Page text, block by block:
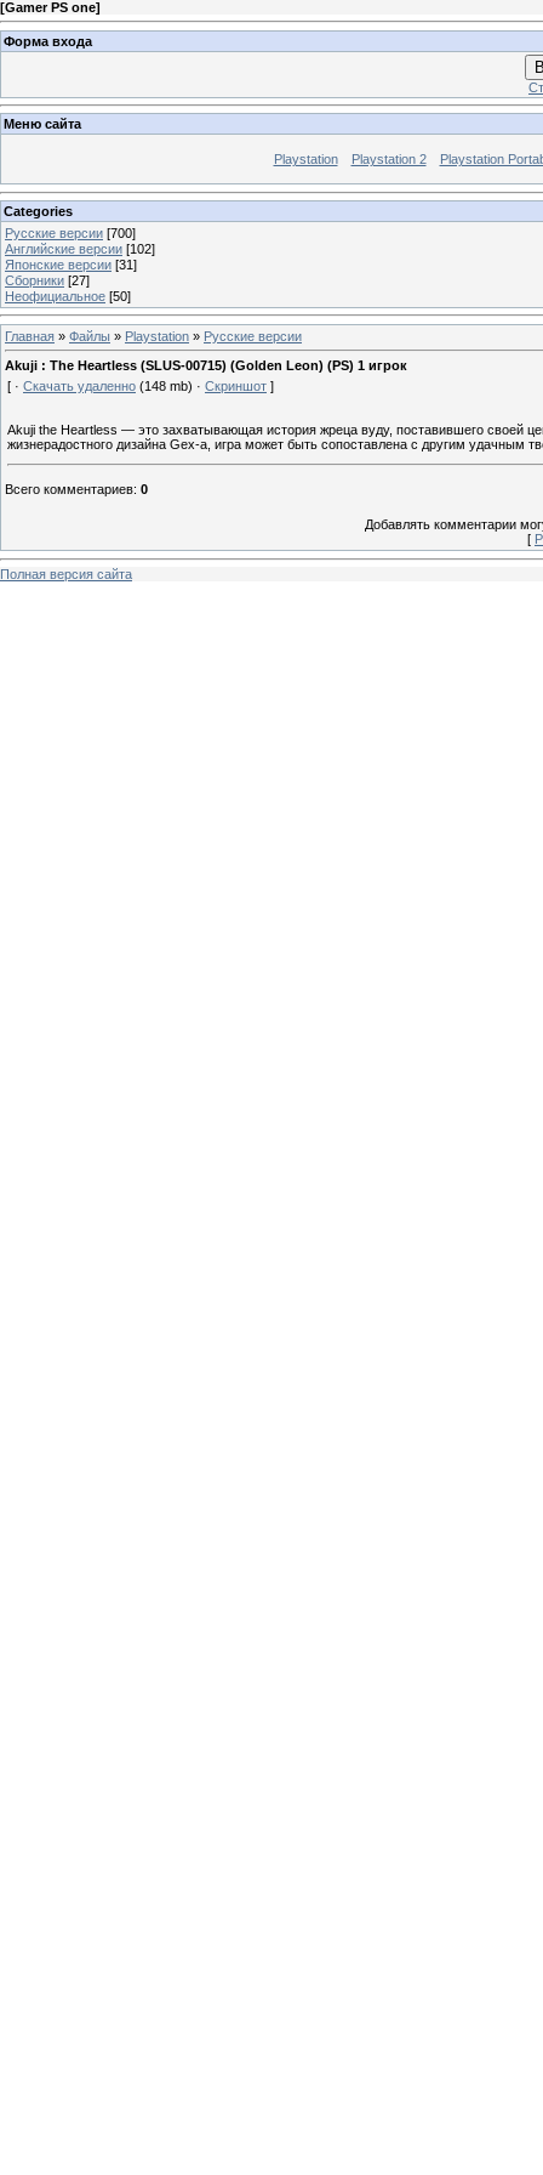
[Gamer PS one]
Форма входа
Меню сайта
Playstation Playstation 2 Playstation
Categories
Русские версии [700]
Английские версии [102]
Японские версии [31]
Сборники [27]
Неофициальное [50]
Главная » Файлы » Playstation » Русские версии
Akuji : The Heartless (SLUS-00715) (Golden Leon) (PS) 1 игрок
[ · Скачать удаленно (148 mb) · Скриншот ]
Akuji the Heartless — это захватывающая история жреца вуду, поставившего своей
жизнерадостного дизайна Gex-a, игра может быть сопоставлена с другим удачным
Всего комментариев: 0
Добавлять комментарии
[
Полная версия сайта